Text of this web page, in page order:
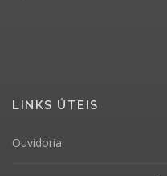
LINKS ÚTEIS
Ouvidoria